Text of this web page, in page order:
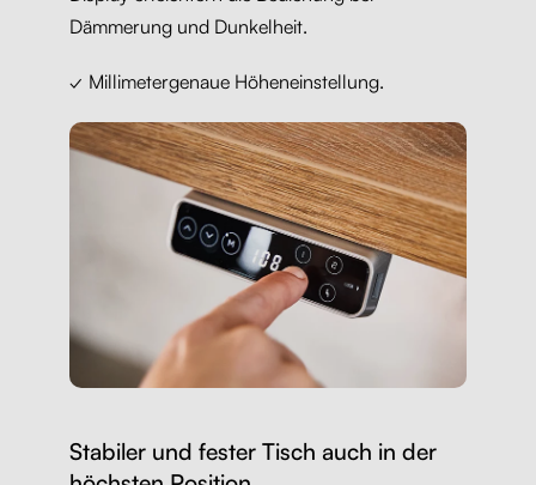
Dämmerung und Dunkelheit.
✓ Millimetergenaue Höheneinstellung.
Stabiler und fester Tisch auch in der